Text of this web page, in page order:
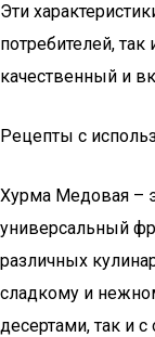
Эти
потребителей,
качественный и
Рецепты с
Хурма Медовая –
универсальный
различных
сладкому и
десертами, так и